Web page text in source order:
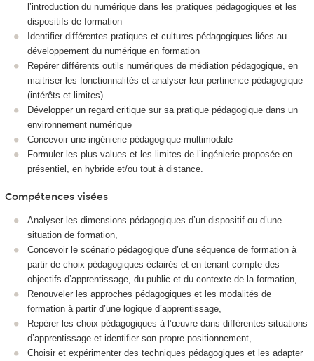
l’introduction du numérique dans les pratiques pédagogiques et les
dispositifs de formation
Identifier différentes pratiques et cultures pédagogiques liées au
développement du numérique en formation
Repérer différents outils numériques de médiation pédagogique, en
maitriser les fonctionnalités et analyser leur pertinence pédagogique
(intérêts et limites)
Développer un regard critique sur sa pratique pédagogique dans un
environnement numérique
Concevoir une ingénierie pédagogique multimodale
Formuler les plus-values et les limites de l’ingénierie proposée en
présentiel, en hybride et/ou tout à distance.
Compétences visées
Analyser les dimensions pédagogiques d’un dispositif ou d’une
situation de formation,
Concevoir le scénario pédagogique d’une séquence de formation à
partir de choix pédagogiques éclairés et en tenant compte des
objectifs d’apprentissage, du public et du contexte de la formation,
Renouveler les approches pédagogiques et les modalités de
formation à partir d’une logique d’apprentissage,
Repérer les choix pédagogiques à l’œuvre dans différentes situations
d’apprentissage et identifier son propre positionnement,
Choisir et expérimenter des techniques pédagogiques et les adapter